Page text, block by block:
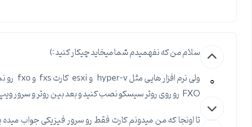
0
سلام من که نفهمیدم شما میخاید چیکار کنید :)
FXO رو روی روتر سیسکو نصب کنید و بعد بین روتر و سرور ویپ ترانک بزنید.
تا اونجا که من میدونم کارت فقط رو سرور فیزیکی جواب